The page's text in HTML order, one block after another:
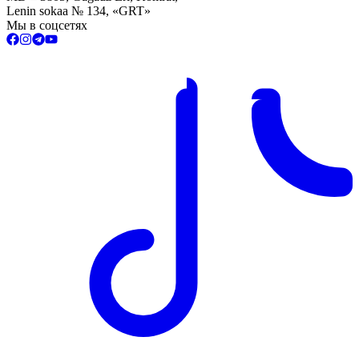
Lenin sokaa № 134, «GRT»
Мы в соцсетях